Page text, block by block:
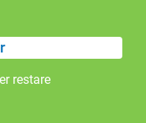
restare